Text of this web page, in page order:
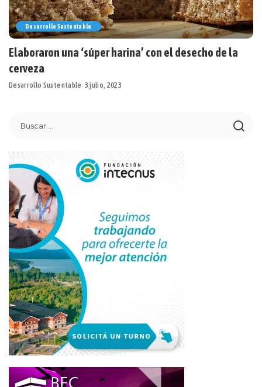
Desarrollo Sustentable
Elaboraron una ‘súper harina’ con el desecho de la
cerveza
Desarrollo Sustentable 3 julio, 2023